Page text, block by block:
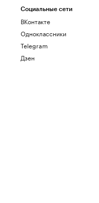
Социальные сети
ВКонтакте
Одноклассники
Telegram
Дзен